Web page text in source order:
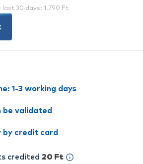
1-3 working days
be validated
by credit card
credited 20 Ft
30 days: 1.790 Ft